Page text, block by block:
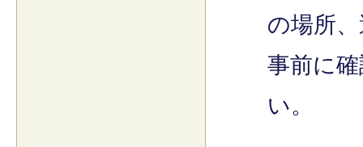
の場所
事前に
い。